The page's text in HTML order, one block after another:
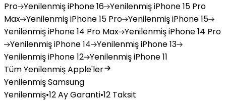
Pro YenilenmişiPhone 16 YenilenmişiPhone 15 Pro
Max YenilenmişiPhone 15 Pro YenilenmişiPhone 15
YenilenmişiPhone 14 Pro Max YenilenmişiPhone 14 Pro
YenilenmişiPhone 14 YenilenmişiPhone 13
YenilenmişiPhone 12 YenilenmişiPhone 11
Tüm Yenilenmiş Apple'ler
Yenilenmiş Samsung
Yenilenmiş•12 Ay Garanti•12 Taksit